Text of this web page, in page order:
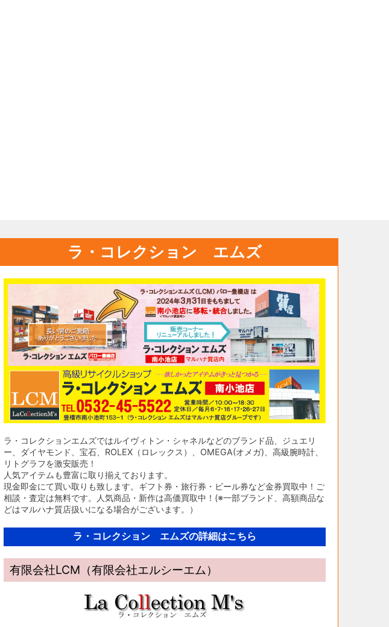
ラ・コレクション エムズ
ラ・コレクションエムズではルイヴィトン・シャネルなどのブランド品、ジュエリ
ー、ダイヤモンド、宝石、ROLEX（ロレックス）、OMEGA(オメガ)、高級腕時計、
リトグラフを激安販売！
人気アイテムも豊富に取り揃えております。
現金即金にて買い取りも致します。ギフト券・旅行券・ビール券など金券買取中！ご
相談・査定は無料です。人気商品・新作は高価買取中！(※一部ブランド、高額商品な
どはマルハナ質店扱いになる場合がございます。）
ラ・コレクション エムズの詳細はこちら
有限会社LCM（有限会社エルシーエム）